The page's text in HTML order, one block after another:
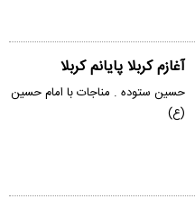
آغازم کربلا پایانم کربلا
حسین ستوده . مناجات با امام حسین
(ع)